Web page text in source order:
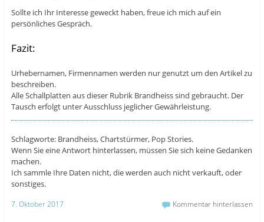
Sollte ich Ihr Interesse geweckt haben, freue ich mich auf ein
persönliches Gespräch.
Fazit:
Urhebernamen, Firmennamen werden nur genutzt um den Artikel zu
beschreiben.
Alle Schallplatten aus dieser Rubrik Brandheiss sind gebraucht. Der
Tausch erfolgt unter Ausschluss jeglicher Gewährleistung.
Schlagworte: Brandheiss, Chartstürmer, Pop Stories.
Wenn Sie eine Antwort hinterlassen, müssen Sie sich keine Gedanken
machen.
Ich sammle Ihre Daten nicht, die werden auch nicht verkauft, oder
sonstiges.
7. Oktober 2017 Kommentar hinterlassen